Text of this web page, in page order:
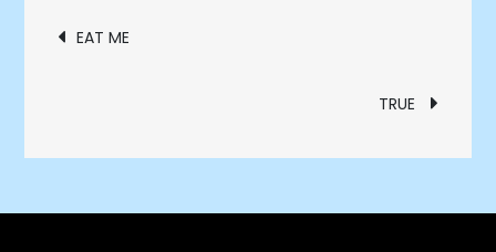
Navigation
l’article
EAT ME
TRUE